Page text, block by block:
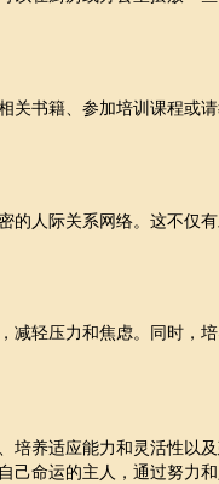
关书籍、参加培训课程或
的人际关系网络。这不仅
减轻压力和焦虑。同时，
培养适应能力和灵活性以
己命运的主人，通过努力